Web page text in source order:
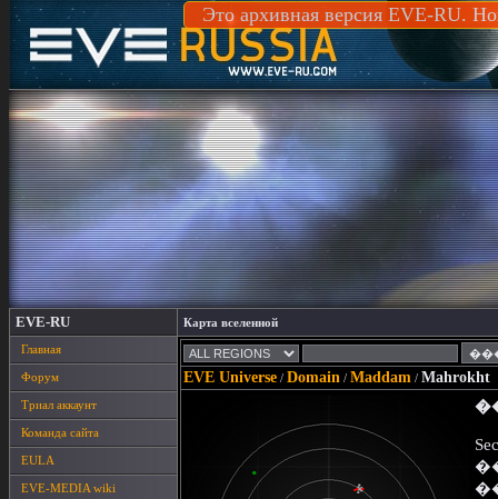
Это архивная версия EVE-RU.
EVE-RU
Главная
Форум
Триал аккаунт
Команда сайта
EULA
EVE-MEDIA wiki
Карта вселенной
EVE Universe / Domain / Maddam / Mahrokht